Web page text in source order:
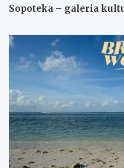
Sopoteka – galeria